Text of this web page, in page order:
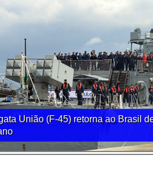
União (F-45) retorna ao Brasil